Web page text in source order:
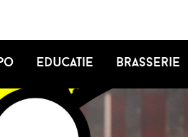
Educatie Brasserie